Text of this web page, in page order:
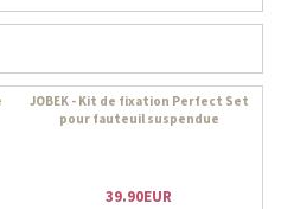
JOBEK - Kit de fixation Perfect Set
pour fauteuil suspendue
39.90EUR